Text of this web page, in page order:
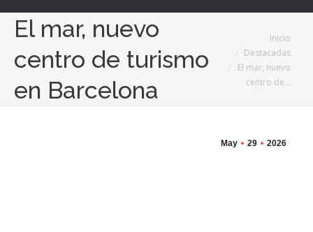
El mar, nuevo
centro de turismo
en Barcelona
Inicio
Destacadas
El mar, nuevo
centro de…
May 29 2026